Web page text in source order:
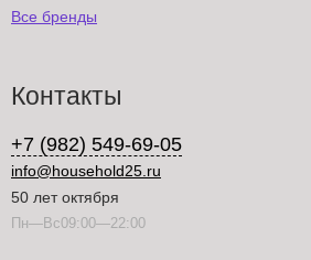
Все бренды
Контакты
+7 (982) 549-69-05
info@household25.ru
50 лет октября
Пн—Вс09:00—22:00